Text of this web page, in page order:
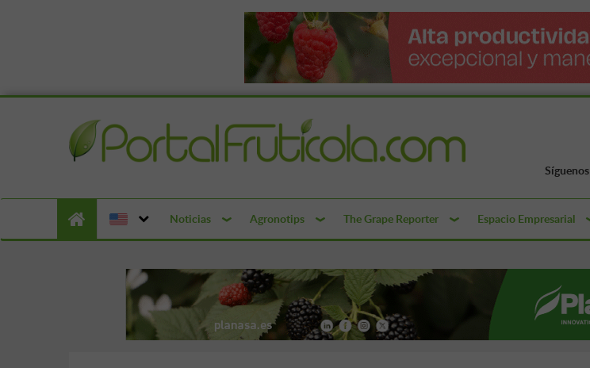
Síguenos
Noticias Agronotips The Grape Reporter Espacio Empresarial